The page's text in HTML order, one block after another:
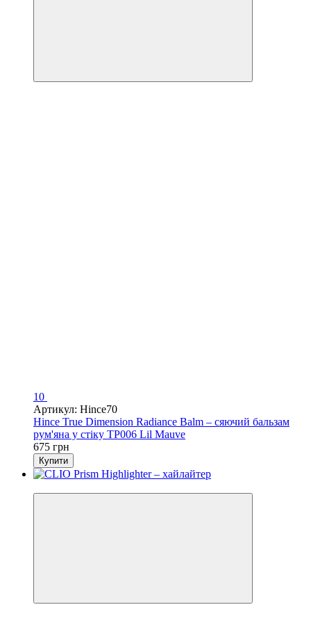
10
Артикул: Hince70
Hince True Dimension Radiance Balm – сяючий бальзам
рум'яна у стіку TP006 Lil Mauve
675 грн
Купити